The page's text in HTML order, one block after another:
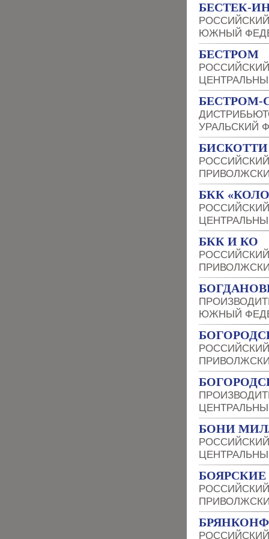
БЕСТЕК-
ЮЖНЫЙ
БЕСТРОМ
БЕСТРОМ-
УРАЛЬСКИЙ
БКК
БКК И КО
ЮЖНЫЙ
БОНИ